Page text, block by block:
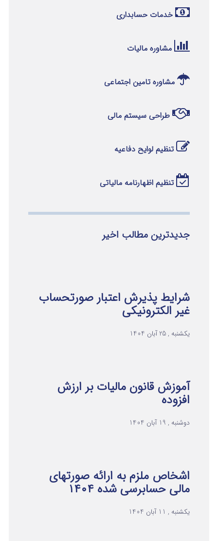
خدمات حسابداری
مشاوره مالیات
مشاوره تامین اجتماعی
طراحی سیستم مالی
تنظیم لوایح دفاعیه
تنظیم اظهارنامه مالیاتی
جدیدترین مطالب اخیر
شرایط پذیرش اعتبار صورتحساب
غیر الکترونیکی
یکشنبه , 25 آبان 1404
آموزش قانون مالیات بر ارزش
افزوده
دوشنبه , 19 آبان 1404
اشخاص ملزم به ارائه صورتهای
مالی حسابرسی شده ۱۴۰۴
یکشنبه , 11 آبان 1404